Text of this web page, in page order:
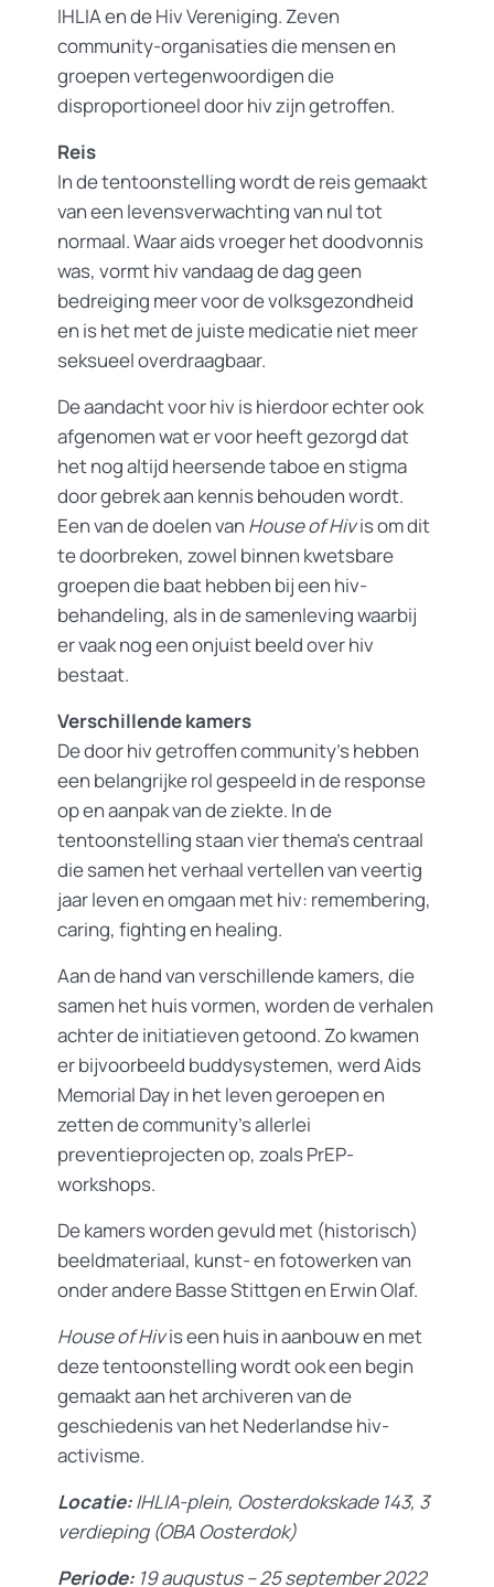
IHLIA en de Hiv Vereniging. Zeven
community-organisaties die mensen en
groepen vertegenwoordigen die
disproportioneel door hiv zijn getroffen.
Reis
In de tentoonstelling wordt de reis gemaakt
van een levensverwachting van nul tot
normaal. Waar aids vroeger het doodvonnis
was, vormt hiv vandaag de dag geen
bedreiging meer voor de volksgezondheid
en is het met de juiste medicatie niet meer
seksueel overdraagbaar.
De aandacht voor hiv is hierdoor echter ook
afgenomen wat er voor heeft gezorgd dat
het nog altijd heersende taboe en stigma
door gebrek aan kennis behouden wordt.
Een van de doelen van House of Hivis om dit
te doorbreken, zowel binnen kwetsbare
groepen die baat hebben bij een hiv-
behandeling, als in de samenleving waarbij
er vaak nog een onjuist beeld over hiv
bestaat.
Verschillende kamers
De door hiv getroffen community’s hebben
een belangrijke rol gespeeld in de response
op en aanpak van de ziekte. In de
tentoonstelling staan vier thema’s centraal
die samen het verhaal vertellen van veertig
jaar leven en omgaan met hiv: remembering,
caring, fighting en healing.
Aan de hand van verschillende kamers, die
samen het huis vormen, worden de verhalen
achter de initiatieven getoond. Zo kwamen
er bijvoorbeeld buddysystemen, werd Aids
Memorial Day in het leven geroepen en
zetten de community’s allerlei
preventieprojecten op, zoals PrEP-
workshops.
De kamers worden gevuld met (historisch)
beeldmateriaal, kunst- en fotowerken van
onder andere Basse Stittgen en Erwin Olaf.
House of Hivis een huis in aanbouw en met
deze tentoonstelling wordt ook een begin
gemaakt aan het archiveren van de
geschiedenis van het Nederlandse hiv-
activisme.
Locatie:IHLIA-plein, Oosterdokskade 143, 3
verdieping (OBA Oosterdok)
Periode: 19 augustus – 25 september 2022